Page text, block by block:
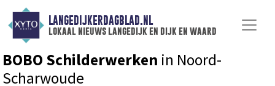
LANGEDIJKERDAGBLAD.NL
lokaal nieuws langedijk en dijk en waard
BOBO Schilderwerken in Noord-
Scharwoude